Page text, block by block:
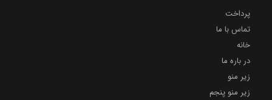
پرداخت
تماس با ما
خانه
در باره ما
زیر منو
زیر منو پنجم